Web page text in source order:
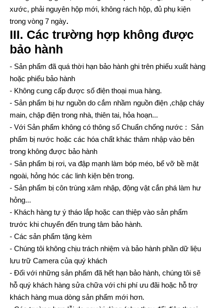
xước, phải nguyên hộp mới, không rách hộp, đủ phụ kiện
trong vòng 7 ngày.
III. Các trường hợp không được
bảo hành
- Sản phẩm đã quá thời hạn bảo hành ghi trên phiếu xuất hàng
hoặc phiếu bảo hành
- Không cung cấp được số điện thoại mua hàng.
- Sản phẩm bị hư nguồn do cắm nhầm nguồn điện ,chập cháy
main, chập điện trong nhà, thiên tai, hỏa hoạn...
- Với Sản phẩm không có thông số Chuẩn chống nước : Sản
phẩm bị nước hoặc các hóa chất khác thâm nhập vào bên
trong không được bảo hành
- Sản phẩm bị rơi, va đập mạnh làm bóp méo, bể vỡ bề mặt
ngoài, hỏng hóc các linh kiện bên trong.
- Sản phẩm bị côn trùng xâm nhập, động vật cắn phá làm hư
hỏng...
- Khách hàng tự ý tháo lắp hoặc can thiệp vào sản phẩm
trước khi chuyển đến trung tâm bảo hành.
- Các sản phẩm tặng kèm
- Chúng tôi không chịu trách nhiệm và bảo hành phần dữ liệu
lưu trữ Camera của quý khách
- Đối với những sản phẩm đã hết hạn bảo hành, chúng tôi sẽ
hỗ quý khách hàng sửa chữa với chi phí ưu đãi hoặc hỗ trợ
khách hàng mua dòng sản phẩm mới hơn.